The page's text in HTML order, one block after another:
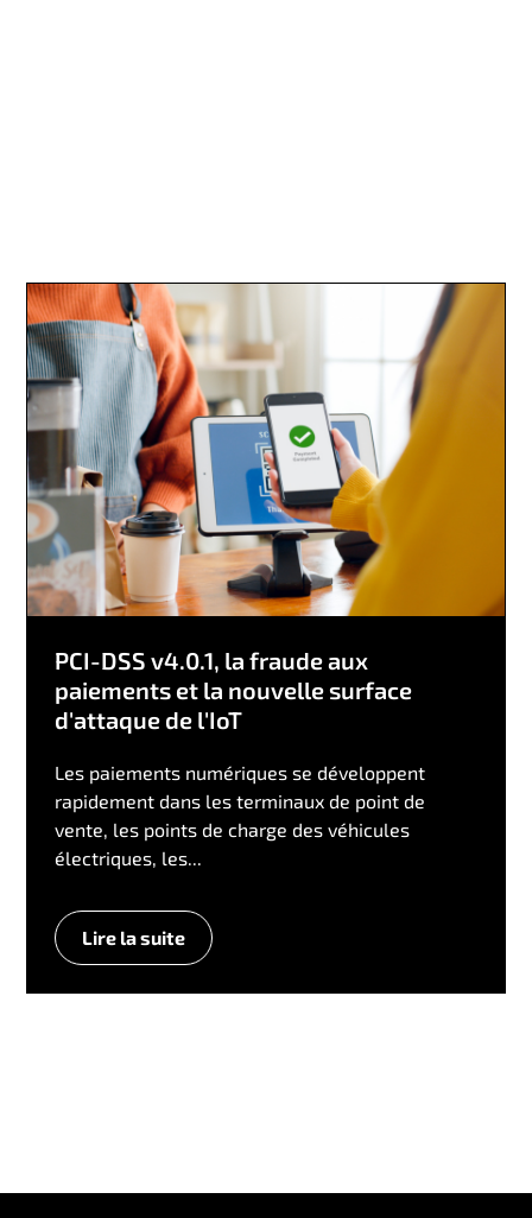
PCI-DSS v4.0.1, la fraude aux
paiements et la nouvelle surface
d'attaque de l'IoT
Les paiements numériques se développent
rapidement dans les terminaux de point de
vente, les points de charge des véhicules
électriques, les...
Lire la suite